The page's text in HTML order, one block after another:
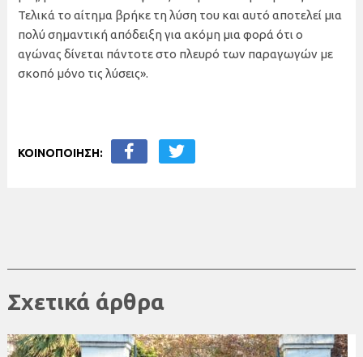
Τελικά το αίτημα βρήκε τη λύση του και αυτό αποτελεί μια
πολύ σημαντική απόδειξη για ακόμη μια φορά ότι ο
αγώνας δίνεται πάντοτε στο πλευρό των παραγωγών με
σκοπό μόνο τις λύσεις».
ΚΟΙΝΟΠΟΙΗΣΗ:
Σχετικά άρθρα